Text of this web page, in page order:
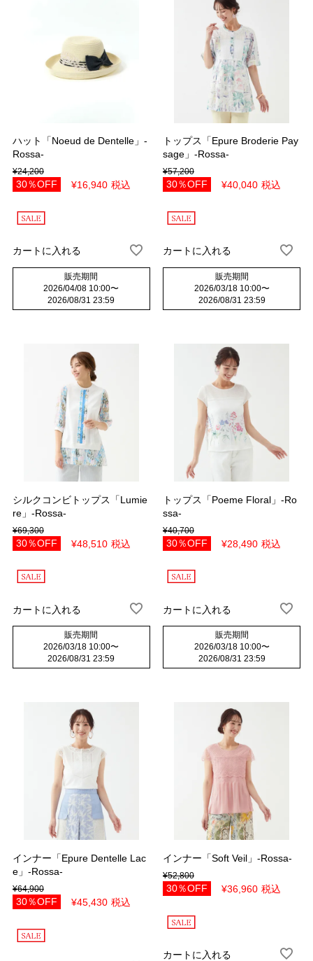
ハット「Noeud de Dentelle」-
Rossa-
¥24,200
30％OFF ¥16,940 税込
カートに入れる
販売期間
2026/04/08 10:00〜
2026/08/31 23:59
トップス「Epure Broderie Pay
sage」-Rossa-
¥57,200
30％OFF ¥40,040 税込
カートに入れる
販売期間
2026/03/18 10:00〜
2026/08/31 23:59
シルクコンビトップス「Lumie
re」-Rossa-
¥69,300
30％OFF ¥48,510 税込
カートに入れる
販売期間
2026/03/18 10:00〜
2026/08/31 23:59
トップス「Poeme Floral」-Ro
ssa-
¥40,700
30％OFF ¥28,490 税込
カートに入れる
販売期間
2026/03/18 10:00〜
2026/08/31 23:59
インナー「Epure Dentelle Lac
e」-Rossa-
¥64,900
30％OFF ¥45,430 税込
インナー「Soft Veil」-Rossa-
¥52,800
30％OFF ¥36,960 税込
カートに入れる